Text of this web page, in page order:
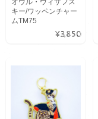
キー/ワッペンチャー
ムTM75
¥3,850